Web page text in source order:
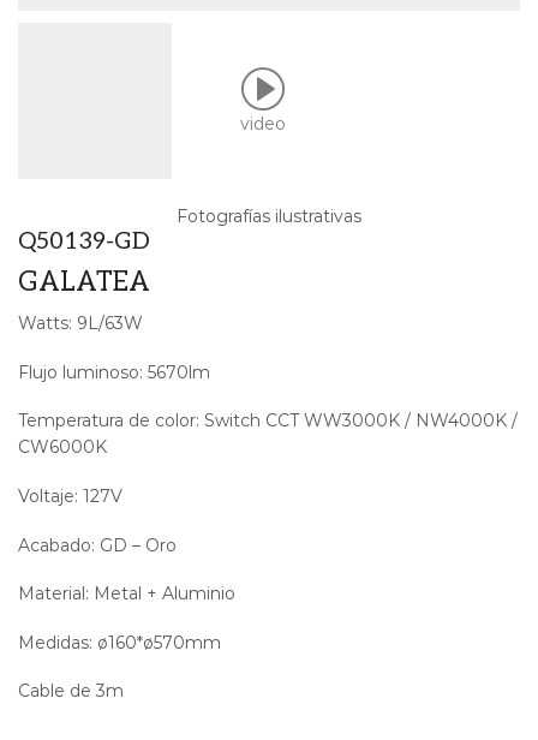
video
Fotografías ilustrativas
Q50139-GD
GALATEA
Watts: 9L/63W
Flujo luminoso: 5670lm
Temperatura de color: Switch CCT WW3000K / NW4000K /
CW6000K
Voltaje: 127V
Acabado: GD – Oro
Material: Metal + Aluminio
Medidas: ø160*ø570mm
Cable de 3m